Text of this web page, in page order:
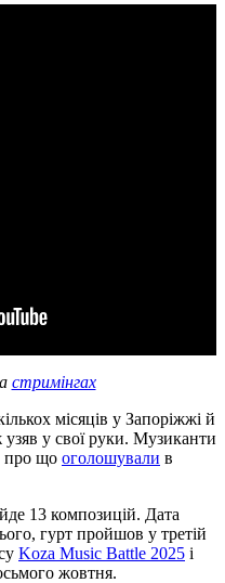
стримінгах
місяців у Запоріжжі й
у свої руки. Музиканти
про що оголошували в
13 композицій. Дата
гурт пройшов у третій
Koza Music Battle 2025 і
жовтня.